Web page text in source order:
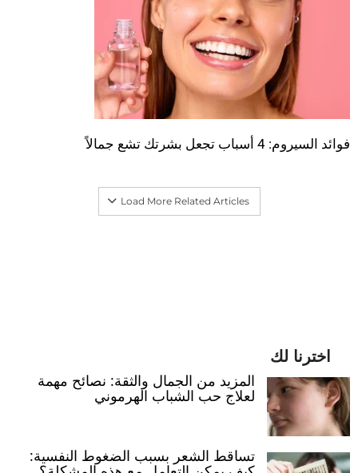
فوائد السيروم: 4 أسباب تجعل بشرتك تشع جمالاً
Load More Related Articles
اخترنا لك
المزيد من الجمال والثقة: نصائح مهمة
لعلاج حب الشباب الهرموني
تساقط الشعر بسبب الضغوط النفسية: